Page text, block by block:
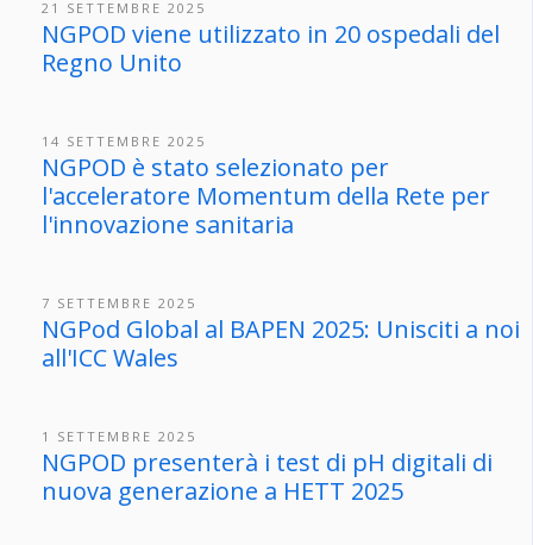
21 SETTEMBRE 2025
NGPOD viene utilizzato in 20 ospedali del
Regno Unito
14 SETTEMBRE 2025
NGPOD è stato selezionato per
l'acceleratore Momentum della Rete per
l'innovazione sanitaria
7 SETTEMBRE 2025
NGPod Global al BAPEN 2025: Unisciti a noi
all'ICC Wales
1 SETTEMBRE 2025
NGPOD presenterà i test di pH digitali di
nuova generazione a HETT 2025